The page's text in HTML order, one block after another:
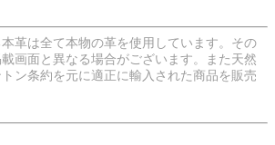
革は全て本物の革を使用しています。その
画面と異なる場合がございます。また天然
ン条約を元に適正に輸入された商品を販売